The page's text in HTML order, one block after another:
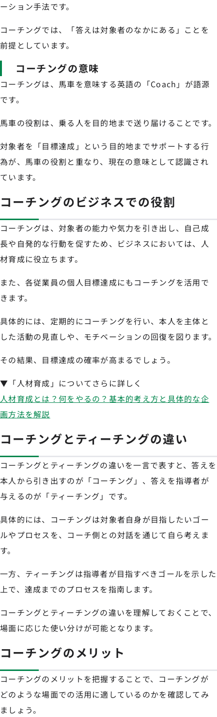
ーション手法です。
コーチングでは、「答えは対象者のなかにある」ことを
前提としています。
コーチングの意味
コーチングは、馬車を意味する英語の「Coach」が語源
です。
馬車の役割は、乗る人を目的地まで送り届けることです。
対象者を「目標達成」という目的地までサポートする行
為が、馬車の役割と重なり、現在の意味として認識され
ています。
コーチングのビジネスでの役割
コーチングは、対象者の能力や気力を引き出し、自己成
長や自発的な行動を促すため、ビジネスにおいては、人
材育成に役立ちます。
また、各従業員の個人目標達成にもコーチングを活用で
きます。
具体的には、定期的にコーチングを行い、本人を主体と
した活動の見直しや、モチベーションの回復を図ります。
その結果、目標達成の確率が高まるでしょう。
▼「人材育成」についてさらに詳しく
人材育成とは？何をやるの？基本的考え方と具体的な企
画方法を解説
コーチングとティーチングの違い
コーチングとティーチングの違いを一言で表すと、答えを
本人から引き出すのが「コーチング」、答えを指導者が
与えるのが「ティーチング」です。
具体的には、コーチングは対象者自身が目指したいゴー
ルやプロセスを、コーチ側との対話を通じて自ら考えま
す。
一方、ティーチングは指導者が目指すべきゴールを示した
上で、達成までのプロセスを指南します。
コーチングとティーチングの違いを理解しておくことで、
場面に応じた使い分けが可能となります。
コーチングのメリット
コーチングのメリットを把握することで、コーチングが
どのような場面での活用に適しているのかを確認してみ
ましょう。